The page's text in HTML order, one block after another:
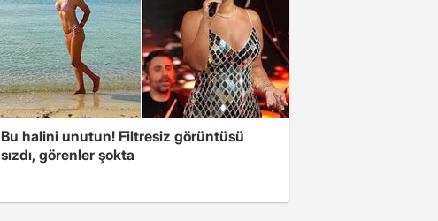
Bu halini unutun! Filtresiz görüntüsü
sızdı, görenler şokta